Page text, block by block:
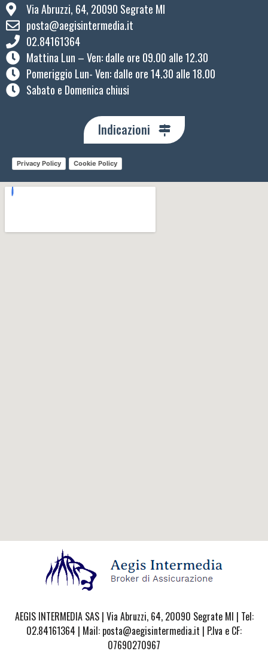
Via Abruzzi, 64, 20090 Segrate MI
posta@aegisintermedia.it
02.84161364
Mattina Lun – Ven: ​dalle ore 09.00 alle 12.30
Pomeriggio Lun- Ven: dalle ore 14.30 alle 18.00
Sabato e Domenica chiusi
Indicazioni
Privacy Policy Cookie Policy
AEGIS INTERMEDIA SAS | Via Abruzzi, 64, 20090 Segrate MI | Tel:
02.84161364 | Mail: posta@aegisintermedia.it | P.Iva e CF:
07690270967